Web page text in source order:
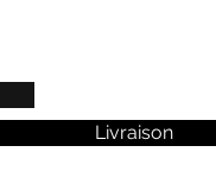
Livraison